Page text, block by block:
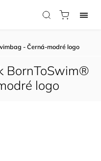
- Černá-modré logo
BornToSwim®
logo